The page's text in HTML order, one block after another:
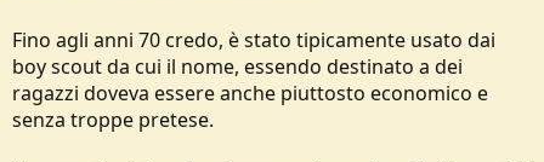
Fino agli anni 70 credo, è stato tipicamente usato dai
boy scout da cui il nome, essendo destinato a dei
ragazzi doveva essere anche piuttosto economico e
senza troppe pretese.